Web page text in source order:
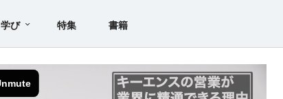
学び 特集 書籍